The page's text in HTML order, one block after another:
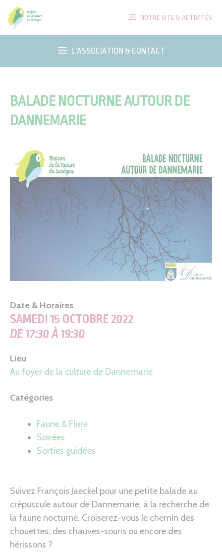
Aller
au
contenu
NOTRE SITE & ACTIVITÉS
L'ASSOCIATION & CONTACT
BALADE NOCTURNE AUTOUR DE
DANNEMARIE
Date & Horaires
SAMEDI 15 OCTOBRE 2022
DE 17:30 À 19:30
Lieu
Au foyer de la culture de Dannemarie
Catégories
Faune & Flore
Soirées
Sorties guidées
Suivez François Jaeckel pour une petite balade au
crépuscule autour de Dannemarie, à la recherche de
la faune nocturne. Croiserez-vous le chemin des
chouettes, des chauves-souris ou encore des
hérissons ?